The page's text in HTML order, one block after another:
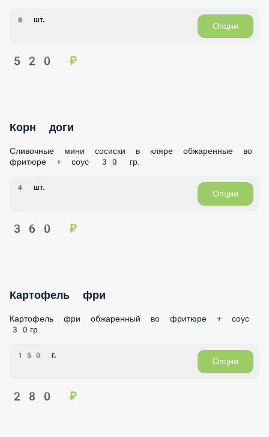
8 шт.
Опции
520 ₽
Корн доги
Сливочные мини сосиски в кляре обжаренные во фритюре
+ соус 30 гр.
4 шт.
Опции
360 ₽
Картофель фри
Картофель фри обжаренный во фритюре + соус 30гр.
Опции